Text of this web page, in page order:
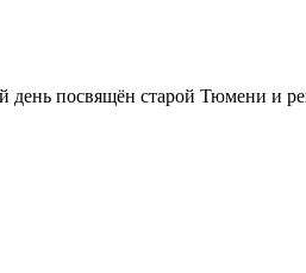
день посвящён старой Тюмени и